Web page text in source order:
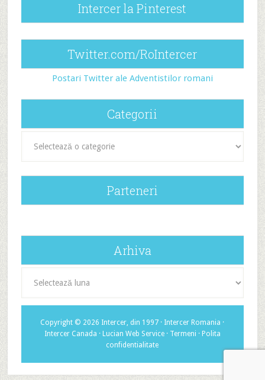
Intercer la Pinterest
Twitter.com/RoIntercer
Postari Twitter ale Adventistilor romani
Categorii
Parteneri
Arhiva
Copyright © 2026 Intercer, din 1997 · Intercer Romania ·
Intercer Canada · Lucian Web Service· Termeni · Polita
confidentialitate